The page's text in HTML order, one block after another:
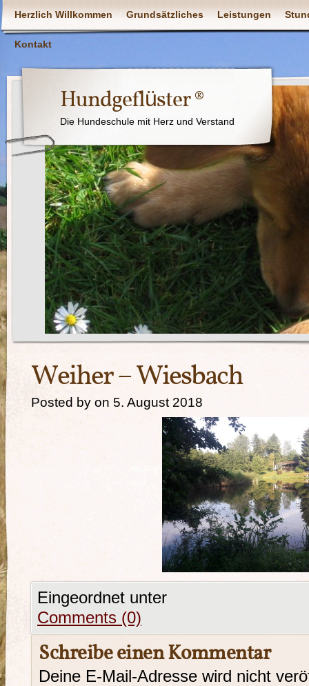
Herzlich Willkommen Grundsätzliches Leistungen
Kontakt
Hundgeflüster ®
Die Hundeschule mit Herz und Verstand
Weiher – Wiesbach
Posted by on 5. August 2018
Eingeordnet unter
Comments (0)
Schreibe einen Kommentar
Deine E-Mail-Adresse wird nicht